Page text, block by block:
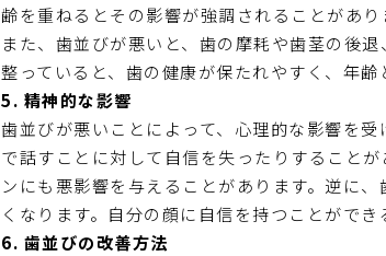
齢を重ねるとその影響が強調されることがあり
また、歯並びが悪いと、歯の摩耗や歯茎の後
整っていると、歯の健康が保たれやすく、年
5. 精神的な影響
歯並びが悪いことによって、心理的な影響を
で話すことに対して自信を失ったりすること
ンにも悪影響を与えることがあります。逆に
くなります。自分の顔に自信を持つことがで
6. 歯並びの改善方法